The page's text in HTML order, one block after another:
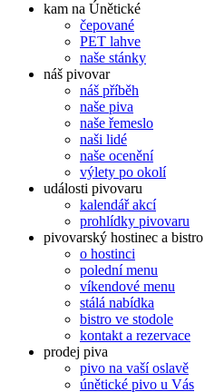
kam na Únětické
čepované
PET lahve
naše stánky
náš pivovar
náš příběh
naše piva
naše řemeslo
naši lidé
naše ocenění
výlety po okolí
události pivovaru
kalendář akcí
prohlídky pivovaru
pivovarský hostinec a bistro
o hostinci
polední menu
víkendové menu
stálá nabídka
bistro ve stodole
kontakt a rezervace
prodej piva
pivo na vaší oslavě
únětické pivo u Vás